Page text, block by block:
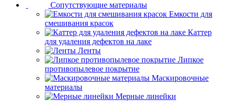
Сопутствующие материалы
Емкости для
смешивания красок
Каттер
для удаления дефектов на лаке
Ленты
Липкое
противопылевое покрытие
Маскировочные
материалы
Мерные линейки